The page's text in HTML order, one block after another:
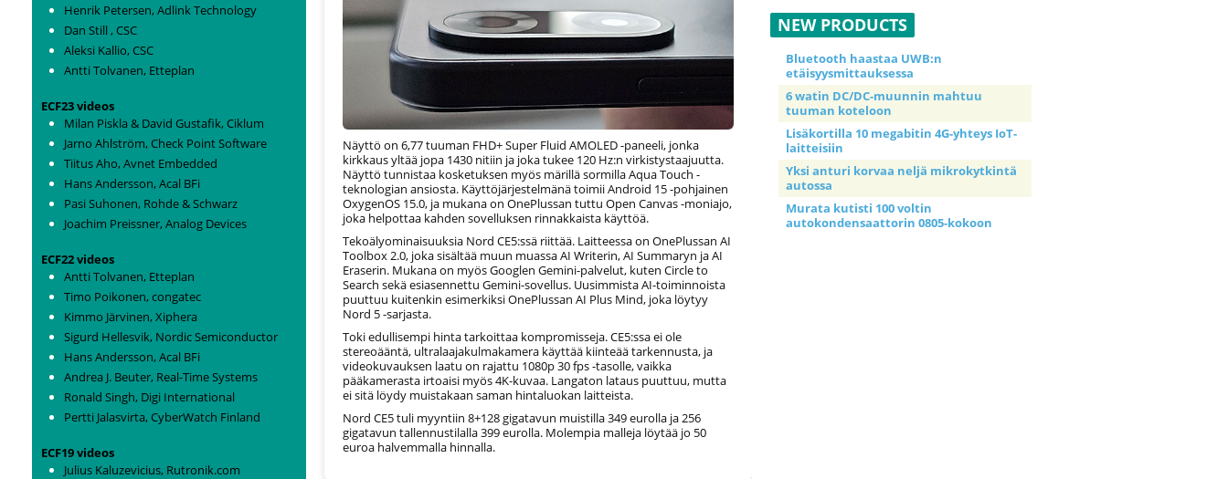
Henrik Petersen, Adlink Technology
Dan Still , CSC
Aleksi Kallio, CSC
Antti Tolvanen, Etteplan
ECF23 videos
Milan Piskla & David Gustafik, Ciklum
Jarno Ahlström, Check Point Software
Tiitus Aho, Avnet Embedded
Hans Andersson, Acal BFi
Pasi Suhonen, Rohde & Schwarz
Joachim Preissner, Analog Devices
ECF22 videos
Antti Tolvanen, Etteplan
Timo Poikonen, congatec
Kimmo Järvinen, Xiphera
Sigurd Hellesvik, Nordic Semiconductor
Hans Andersson, Acal BFi
Andrea J. Beuter, Real-Time Systems
Ronald Singh, Digi International
Pertti Jalasvirta, CyberWatch Finland
ECF19 videos
Julius Kaluzevicius, Rutronik.com
Näyttö on 6,77 tuuman FHD+ Super Fluid AMOLED -paneeli, jonka
kirkkaus yltää jopa 1430 nitiin ja joka tukee 120 Hz:n virkistystaajuutta.
Näyttö tunnistaa kosketuksen myös märillä sormilla Aqua Touch -
teknologian ansiosta. Käyttöjärjestelmänä toimii Android 15 -pohjainen
OxygenOS 15.0, ja mukana on OnePlussan tuttu Open Canvas -moniajo,
joka helpottaa kahden sovelluksen rinnakkaista käyttöä.
Tekoälyominaisuuksia Nord CE5:ssä riittää. Laitteessa on OnePlussan AI
Toolbox 2.0, joka sisältää muun muassa AI Writerin, AI Summaryn ja AI
Eraserin. Mukana on myös Googlen Gemini-palvelut, kuten Circle to
Search sekä esiasennettu Gemini-sovellus. Uusimmista AI-toiminnoista
puuttuu kuitenkin esimerkiksi OnePlussan AI Plus Mind, joka löytyy
Nord 5 -sarjasta.
Toki edullisempi hinta tarkoittaa kompromisseja. CE5:ssa ei ole
stereoääntä, ultralaajakulmakamera käyttää kiinteää tarkennusta, ja
videokuvauksen laatu on rajattu 1080p 30 fps -tasolle, vaikka
pääkamerasta irtoaisi myös 4K-kuvaa. Langaton lataus puuttuu, mutta
ei sitä löydy muistakaan saman hintaluokan laitteista.
Nord CE5 tuli myyntiin 8+128 gigatavun muistilla 349 eurolla ja 256
gigatavun tallennustilalla 399 eurolla. Molempia malleja löytää jo 50
euroa halvemmalla hinnalla.
NEW PRODUCTS
Bluetooth haastaa UWB:n
etäisyysmittauksessa
6 watin DC/DC-muunnin mahtuu
tuuman koteloon
Lisäkortilla 10 megabitin 4G-yhteys IoT-
laitteisiin
Yksi anturi korvaa neljä mikrokytkintä
autossa
Murata kutisti 100 voltin
autokondensaattorin 0805-kokoon